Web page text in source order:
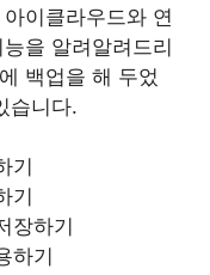
이클라우드와 연
을 알려알려드리
백업을 해 두었
습니다.
기
기
장하기
하기